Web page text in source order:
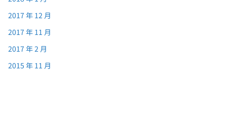
2017 年 12 月
2017 年 11 月
2017 年 2 月
2015 年 11 月